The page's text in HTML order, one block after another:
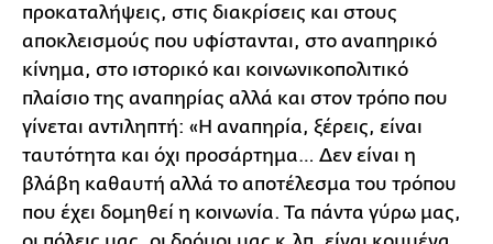
προκαταλήψεις, στις διακρίσεις και στους
αποκλεισμούς που υφίστανται, στο αναπηρικό
κίνημα, στο ιστορικό και κοινωνικοπολιτικό
πλαίσιο της αναπηρίας αλλά και στον τρόπο που
γίνεται αντιληπτή: «Η αναπηρία, ξέρεις, είναι
ταυτότητα και όχι προσάρτημα… Δεν είναι η
βλάβη καθαυτή αλλά το αποτέλεσμα του τρόπου
που έχει δομηθεί η κοινωνία. Τα πάντα γύρω μας,